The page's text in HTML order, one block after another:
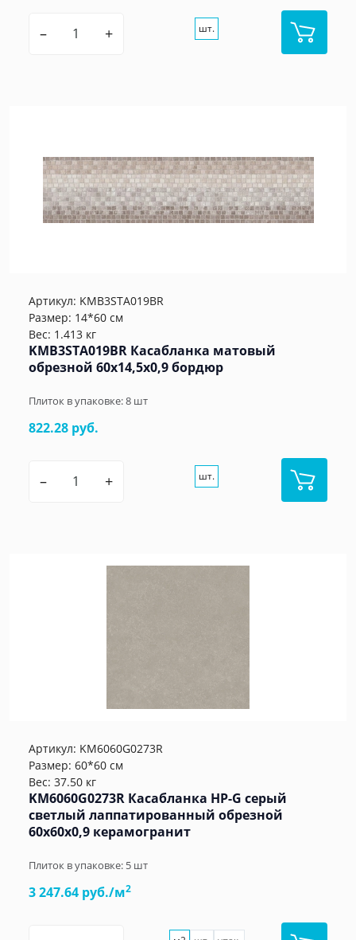
– + шт.
Артикул: KMB3STA019BR
Размер: 14*60 см
Вес: 1.413 кг
KMB3STA019BR Касабланка матовый
обрезной 60x14,5x0,9 бордюр
Плиток в упаковке:8 шт
822.28 руб.
– + шт.
Артикул: KM6060G0273R
Размер: 60*60 см
Вес: 37.50 кг
KM6060G0273R Касабланка HP-G серый
светлый лаппатированный обрезной
60x60x0,9 керамогранит
Плиток в упаковке: 5 шт
3 247.64 руб./м2